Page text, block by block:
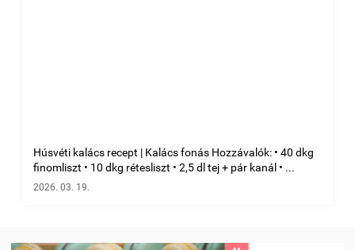
Húsvéti kalács recept | Kalács fonás Hozzávalók: • 40 dkg
finomliszt • 10 dkg rétesliszt • 2,5 dl tej + pár kanál • ...
2026. 03. 19.